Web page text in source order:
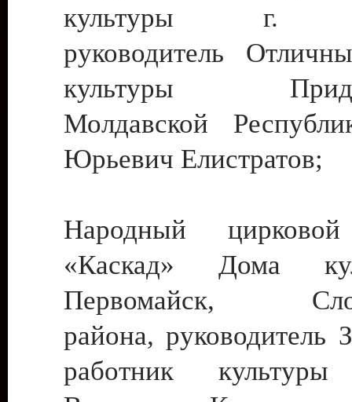
культуры г.
руководитель
культуры
Молдавской
Юрьевич Елистратов;
Народный цирковой
«Каскад» Дома
Первомайск,
района, руководитель
работник культуры